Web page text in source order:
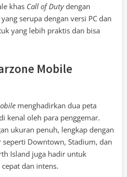
khas Call of Dutydengan
serupa dengan versi PC dan
yang lebih praktis dan bisa
Mobile
menghadirkan dua peta
kenal oleh para penggemar.
ukuran penuh, lengkap dengan
Downtown, Stadium, dan
Island juga hadir untuk
dan intens.